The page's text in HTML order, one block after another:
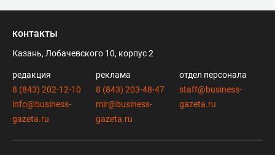
контакты
Казань, Лобачевского 10, корпус 2
редакция
8 (843) 202-12-10
info@business-
gazeta.ru
реклама
8 (843) 203-48-47
mir@business-
gazeta.ru
отдел персонала
staff@business-
gazeta.ru